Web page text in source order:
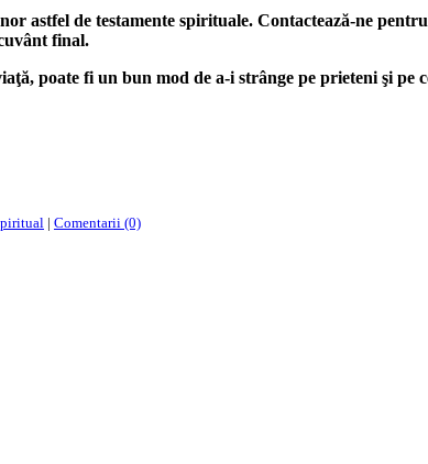
astfel de testamente spirituale. Contactează-ne
final.
poate fi un bun mod de a-i strânge pe prie­teni şi
| Comentarii (0)